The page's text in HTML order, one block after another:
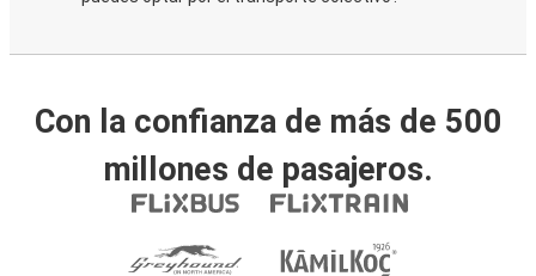
Con la confianza de más de 500
millones de pasajeros.